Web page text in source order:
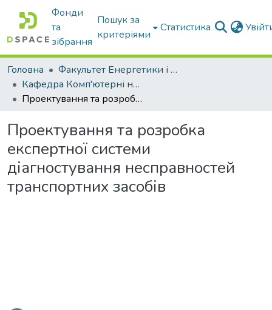
Фонди
та
зібрання
Пошук за
критеріями
Статистика
Головна
Факультет Енергетики і комп'ютерних технологій
Кафедра Комп'ютерні науки
Проектування та розробка експертної системи діагностування несправностей транспортних засобів
Проектування та розробка
експертної системи
діагностування несправностей
транспортних засобів
Вантажиться...